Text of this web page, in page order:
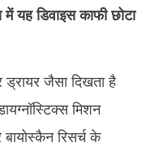
यह डिवाइस काफी छोटा
जैसा दिखता है
मिशन
रिसर्च के